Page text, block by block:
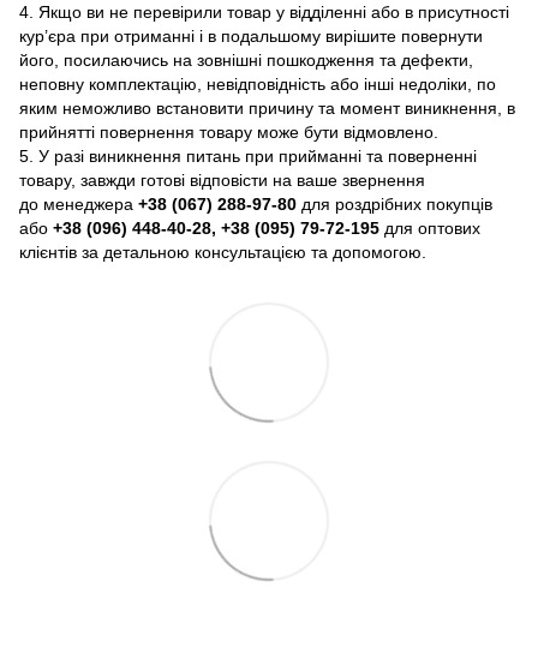
4. Якщо ви не перевірили товар у відділенні або в присутності
кур’єра при отриманні і в подальшому вирішите повернути
його, посилаючись на зовнішні пошкодження та дефекти,
неповну комплектацію, невідповідність або інші недоліки, по
яким неможливо встановити причину та момент виникнення, в
прийнятті повернення товару може бути відмовлено.
5. У разі виникнення питань при прийманні та поверненні
товару, завжди готові відповісти на ваше звернення
до менеджера +38 (067) 288-97-80 для роздрібних покупців
або +38 (096) 448-40-28, +38 (095) 79-72-195 для оптових
клієнтів за детальною консультацією та допомогою.